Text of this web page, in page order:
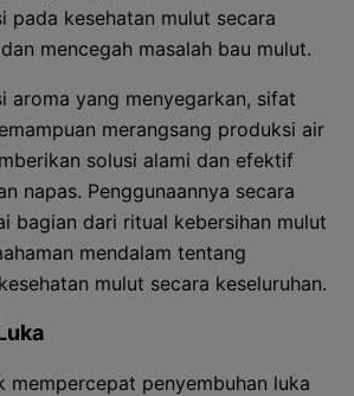
pada kesehatan mulut secara
mencegah masalah bau mulut.
aroma yang menyegarkan, sifat
merangsang produksi air
solusi alami dan efektif
napas. Penggunaannya secara
bagian dari ritual kebersihan mulut
mendalam tentang
mulut secara keseluruhan.
mempercepat penyembuhan luka